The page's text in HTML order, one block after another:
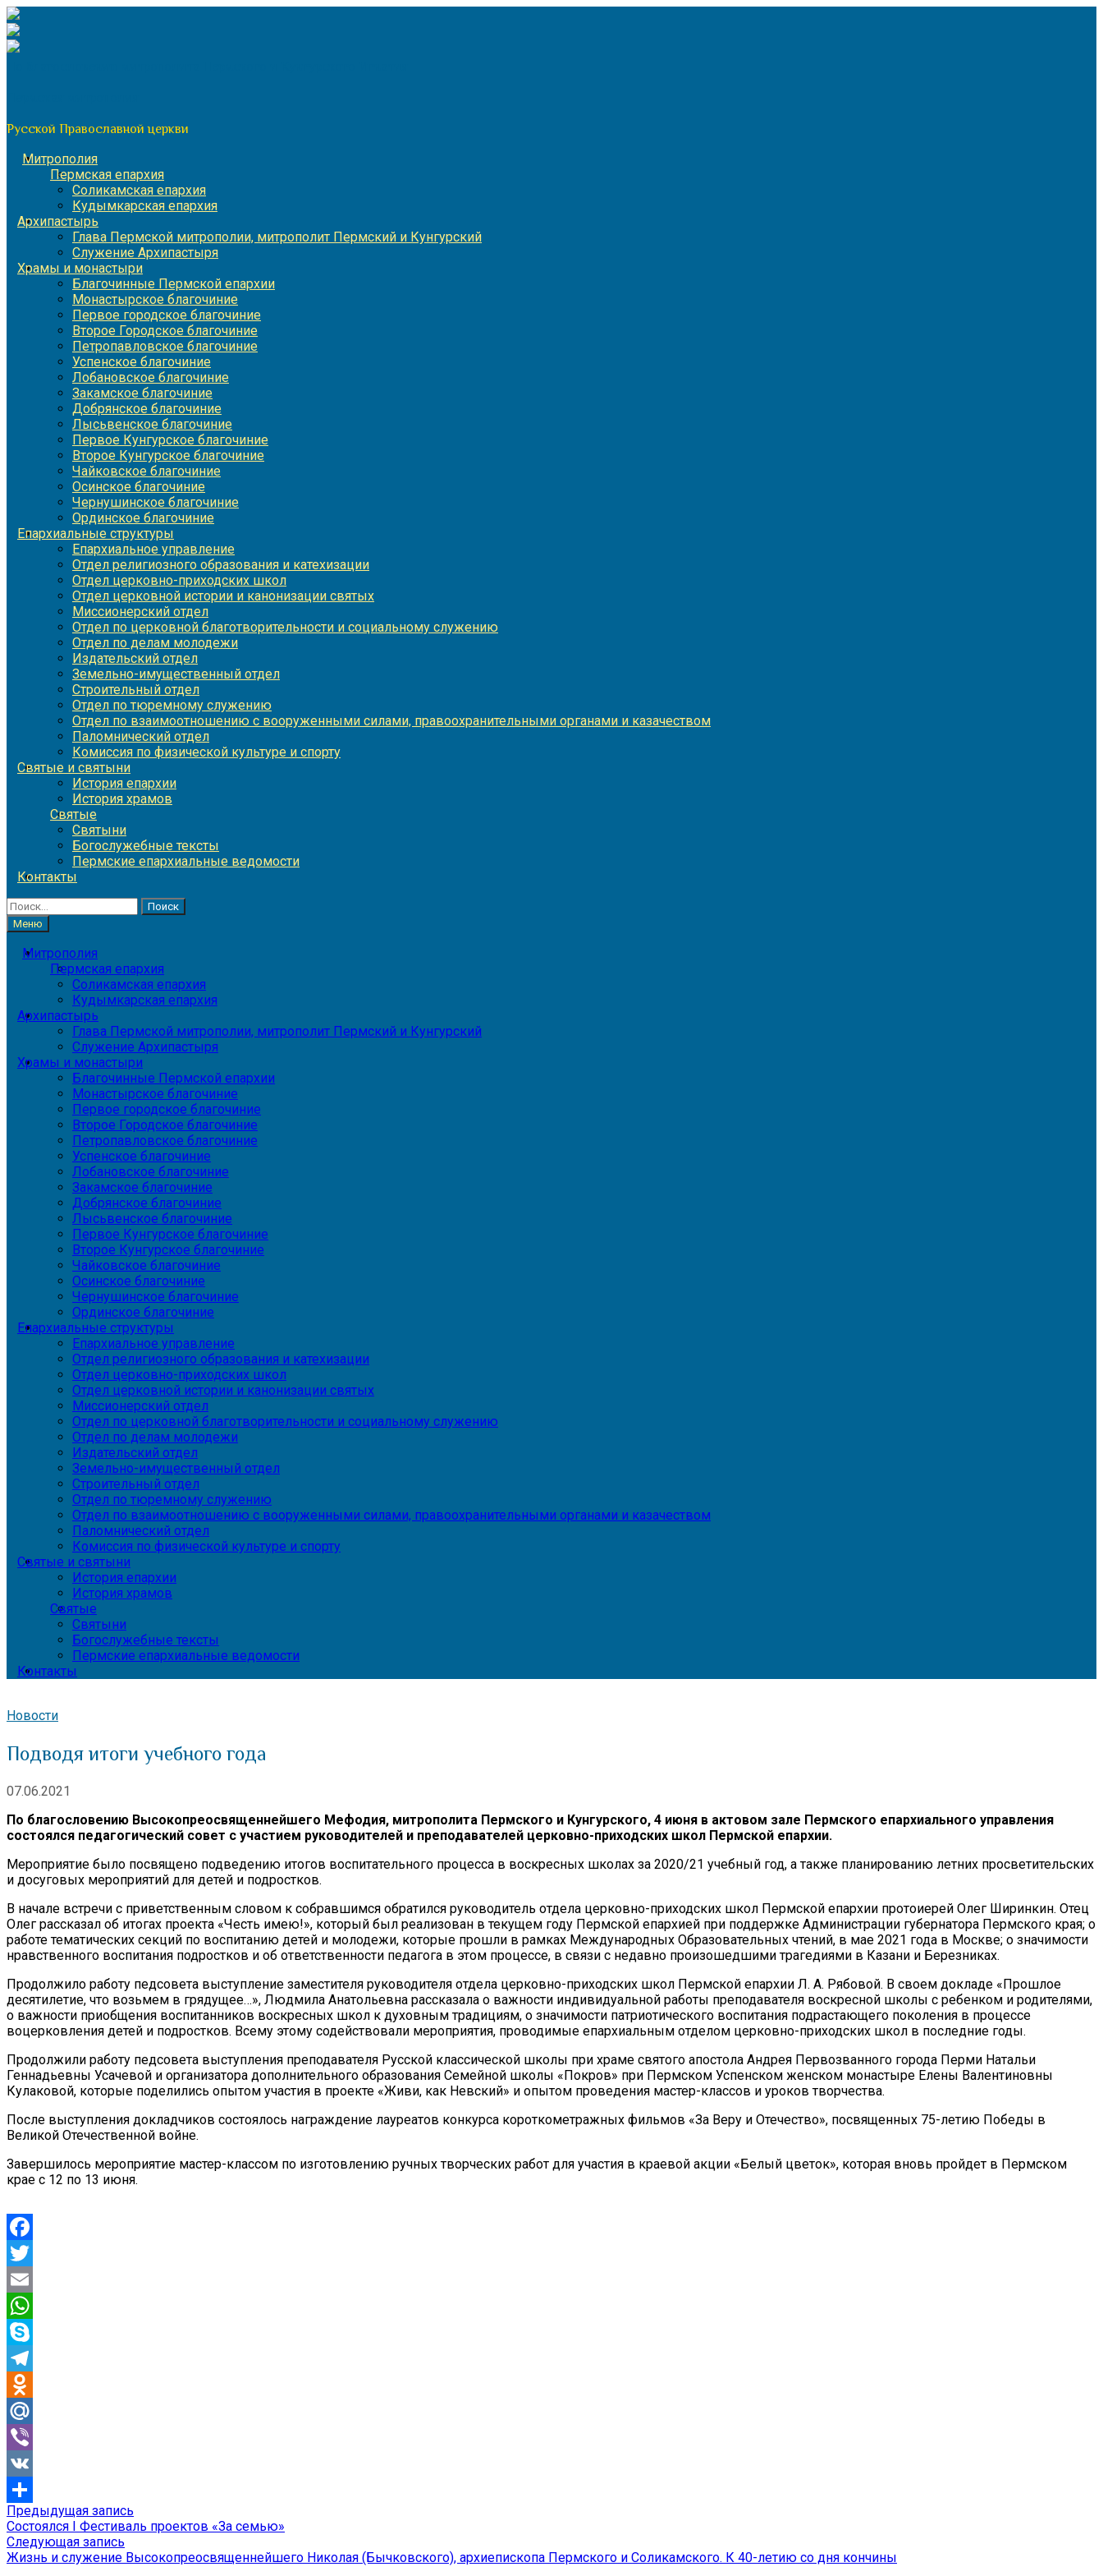
Перейти
к
содержимому
Русской Православной церкви
Митрополия
Пермская епархия
Соликамская епархия
Кудымкарская епархия
Архипастырь
Глава Пермской митрополии, митрополит Пермский и Кунгурский
Служение Архипастыря
Храмы и монастыри
Благочинные Пермской епархии
Монастырское благочиние
Первое городское благочиние
Второе Городское благочиние
Петропавловское благочиние
Успенское благочиние
Лобановское благочиние
Закамское благочиние
Добрянское благочиние
Лысьвенское благочиние
Первое Кунгурское благочиние
Второе Кунгурское благочиние
Чайковское благочиние
Осинское благочиние
Чернушинское благочиние
Ординское благочиние
Епархиальные структуры
Епархиальное управление
Отдел религиозного образования и катехизации
Отдел церковно-приходских школ
Отдел церковной истории и канонизации святых
Миссионерский отдел
Отдел по церковной благотворительности и социальному служению
Отдел по делам молодежи
Издательский отдел
Земельно-имущественный отдел
Строительный отдел
Отдел по тюремному служению
Отдел по взаимоотношению с вооруженными силами, правоохранительными органами и казачеством
Паломнический отдел
Комиссия по физической культуре и спорту
Святые и святыни
История епархии
История храмов
Святые
Святыни
Богослужебные тексты
Пермские епархиальные ведомости
Контакты
Найти:
Меню
Митрополия
Пермская епархия
Соликамская епархия
Кудымкарская епархия
Архипастырь
Глава Пермской митрополии, митрополит Пермский и Кунгурский
Служение Архипастыря
Храмы и монастыри
Благочинные Пермской епархии
Монастырское благочиние
Первое городское благочиние
Второе Городское благочиние
Петропавловское благочиние
Успенское благочиние
Лобановское благочиние
Закамское благочиние
Добрянское благочиние
Лысьвенское благочиние
Первое Кунгурское благочиние
Второе Кунгурское благочиние
Чайковское благочиние
Осинское благочиние
Чернушинское благочиние
Ординское благочиние
Епархиальные структуры
Епархиальное управление
Отдел религиозного образования и катехизации
Отдел церковно-приходских школ
Отдел церковной истории и канонизации святых
Миссионерский отдел
Отдел по церковной благотворительности и социальному служению
Отдел по делам молодежи
Издательский отдел
Земельно-имущественный отдел
Строительный отдел
Отдел по тюремному служению
Отдел по взаимоотношению с вооруженными силами, правоохранительными органами и казачеством
Паломнический отдел
Комиссия по физической культуре и спорту
Святые и святыни
История епархии
История храмов
Святые
Святыни
Богослужебные тексты
Пермские епархиальные ведомости
Контакты
Новости
Подводя итоги учебного года
07.06.2021
По благословению Высокопреосвященнейшего Мефодия, митрополита Пермского и Кунгурского, 4 июня в актовом зале Пермского епархиального управления
состоялся педагогический совет с участием руководителей и преподавателей церковно-приходских школ Пермской епархии.
Мероприятие было посвящено подведению итогов воспитательного процесса в воскресных школах за 2020/21 учебный год, а также планированию летних просветительских
и досуговых мероприятий для детей и подростков.
В начале встречи с приветственным словом к собравшимся обратился руководитель отдела церковно-приходских школ Пермской епархии протоиерей Олег Ширинкин. Отец
Олег рассказал об итогах проекта «Честь имею!», который был реализован в текущем году Пермской епархией при поддержке Администрации губернатора Пермского края; о
работе тематических секций по воспитанию детей и молодежи, которые прошли в рамках Международных Образовательных чтений, в мае 2021 года в Москве; о значимости
нравственного воспитания подростков и об ответственности педагога в этом процессе, в связи с недавно произошедшими трагедиями в Казани и Березниках.
Продолжило работу педсовета выступление заместителя руководителя отдела церковно-приходских школ Пермской епархии Л. А. Рябовой. В своем докладе «Прошлое
десятилетие, что возьмем в грядущее…», Людмила Анатольевна рассказала о важности индивидуальной работы преподавателя воскресной школы с ребенком и родителями,
о важности приобщения воспитанников воскресных школ к духовным традициям, о значимости патриотического воспитания подрастающего поколения в процессе
воцерковления детей и подростков. Всему этому содействовали мероприятия, проводимые епархиальным отделом церковно-приходских школ в последние годы.
Продолжили работу педсовета выступления преподавателя Русской классической школы при храме святого апостола Андрея Первозванного города Перми Натальи
Геннадьевны Усачевой и организатора дополнительного образования Семейной школы «Покров» при Пермском Успенском женском монастыре Елены Валентиновны
Кулаковой, которые поделились опытом участия в проекте «Живи, как Невский» и опытом проведения мастер-классов и уроков творчества.
После выступления докладчиков состоялось награждение лауреатов конкурса короткометражных фильмов «За Веру и Отечество», посвященных 75-летию Победы в
Великой Отечественной войне.
Завершилось мероприятие мастер-классом по изготовлению ручных творческих работ для участия в краевой акции «Белый цветок», которая вновь пройдет в Пермском
крае с 12 по 13 июня.
Facebook
Twitter
Email
WhatsApp
Skype
Telegram
Odnoklassniki
Mail.Ru
Viber
VK
Отправить
Навигация
по
записям
Предыдущая запись
запись:
Состоялся I Фестиваль проектов «За семью»
Следующая запись
запись:
Жизнь и служение Высокопреосвященнейшего Николая (Бычковского), архиепископа Пермского и Соликамского. К 40-летию со дня кончины